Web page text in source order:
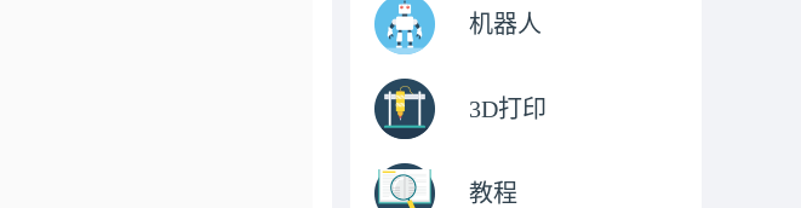
机器人
3D打印
教程